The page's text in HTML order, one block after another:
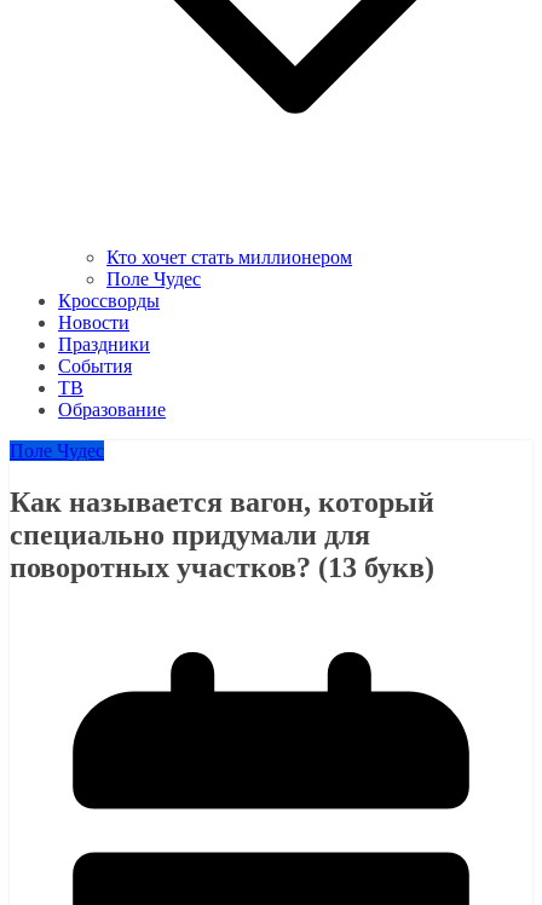
Кто хочет стать миллионером
Поле Чудес
Кроссворды
Новости
Праздники
События
ТВ
Образование
Поле Чудес
Как называется вагон, который
специально придумали для
поворотных участков? (13 букв)